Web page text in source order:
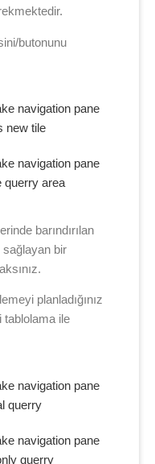
butonunu
barındırılan
sağlayan bir
planladığınız
tablolama ile